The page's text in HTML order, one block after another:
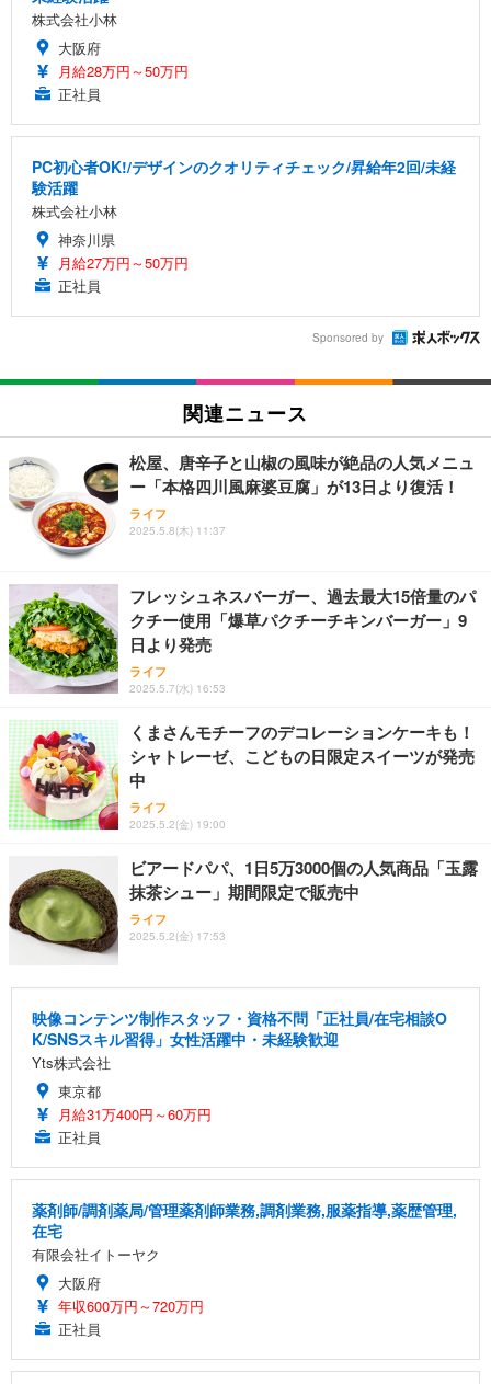
株式会社小林
大阪府
月給28万円～50万円
正社員
PC初心者OK!/デザインのクオリティチェック/昇給年2回/未経
験活躍
株式会社小林
神奈川県
月給27万円～50万円
正社員
Sponsored by
関連ニュース
松屋、唐辛子と山椒の風味が絶品の人気メニュ
ー「本格四川風麻婆豆腐」が13日より復活！
ライフ
2025.5.8(木) 11:37
フレッシュネスバーガー、過去最大15倍量のパ
クチー使用「爆草パクチーチキンバーガー」9
日より発売
ライフ
2025.5.7(水) 16:53
くまさんモチーフのデコレーションケーキも！
シャトレーゼ、こどもの日限定スイーツが発売
中
ライフ
2025.5.2(金) 19:00
ビアードパパ、1日5万3000個の人気商品「玉露
抹茶シュー」期間限定で販売中
ライフ
2025.5.2(金) 17:53
映像コンテンツ制作スタッフ・資格不問「正社員/在宅相談O
K/SNSスキル習得」女性活躍中・未経験歓迎
Yts株式会社
東京都
月給31万400円～60万円
正社員
薬剤師/調剤薬局/管理薬剤師業務,調剤業務,服薬指導,薬歴管理,
在宅
有限会社イトーヤク
大阪府
年収600万円～720万円
正社員